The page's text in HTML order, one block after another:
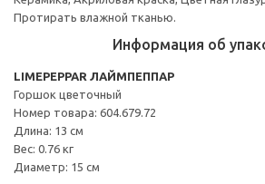
Протирать влажной тканью.
Информация об
LIMEPEPPAR ЛАЙМПЕППАР
Горшок цветочный
Номер товара: 604.679.72
Длина: 13 см
Вес: 0.76 кг
Диаметр: 15 см